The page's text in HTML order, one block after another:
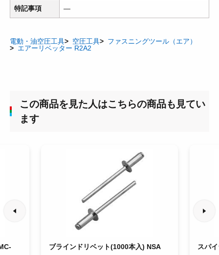
特記事項 ―
電動・油空圧工具 空圧工具
ファスニングツール（エア）
エアーリベッター R2A2
この商品を見た人はこちらの商品も見てい
ます
ブラインドリベット(1000本入) NSA
スパ